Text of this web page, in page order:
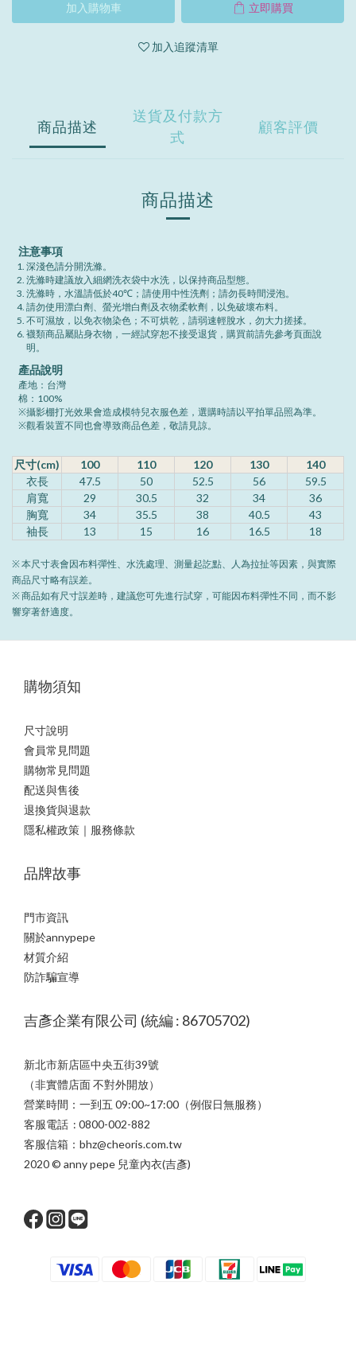
加入購物車 立即購買
加入追蹤清單
商品描述
送貨及付款方
式
顧客評價
商品描述
注意事項
深淺色請分開洗滌。
洗滌時建議放入細網洗衣袋中水洗，以保持商品型態。
洗滌時，水溫請低於40℃；請使用中性洗劑；請勿長時間浸泡。
請勿使用漂白劑、螢光增白劑及衣物柔軟劑，以免破壞布料。
不可濕放，以免衣物染色；不可烘乾，請弱速輕脫水，勿大力搓揉。
襪類商品屬貼身衣物，一經試穿恕不接受退貨，購買前請先參考頁面說
明。
產品說明
產地：台灣
棉：100%
※攝影棚打光效果會造成模特兒衣服色差，選購時請以平拍單品照為準。
※觀看裝置不同也會導致商品色差，敬請見諒。
尺寸(cm) 100 110 120 130
140
衣長
47.5 50 52.5 56
59.5
肩寬
29 30.5 32 34
36
胸寬
34 35.5 38 40.5
43
袖長
13 15 16 16.5 18
※ 本尺寸表會因布料彈性、水洗處理、測量起訖點、人為拉扯等因素，與實際
商品尺寸略有誤差。
※ 商品如有尺寸誤差時，建議您可先進行試穿，可能因布料彈性不同，而不影
響穿著舒適度。
購物須知
尺寸說明
會員常見問題
購物常見問題
配送與售後
退換貨與退款
隱私權政策｜服務條款
品牌故事
門市資訊
關於annypepe
材質介紹
防詐騙宣導
吉彥企業有限公司 (統編 : 86705702)
新北市新店區中央五街39號
（非實體店面 不對外開放）
營業時間：一到五 09:00~17:00（例假日無服務）
客服電話 : 0800-002-882
客服信箱：bhz@cheoris.com.tw
2020 © anny pepe 兒童內衣(吉彥)